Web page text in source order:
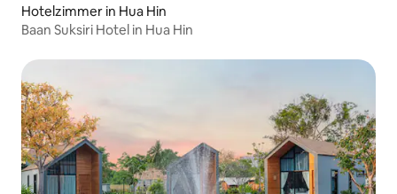
Hotelzimmer in Hua Hin
Baan Suksiri Hotel in Hua Hin